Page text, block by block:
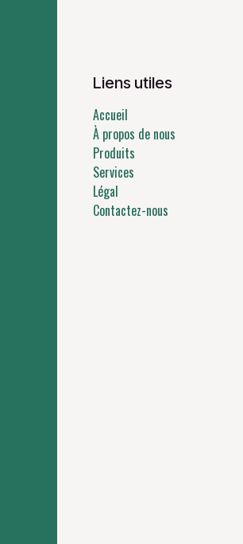
Liens utiles
Accueil
À propos de nous
Produits
Services
Légal
Contactez-nous